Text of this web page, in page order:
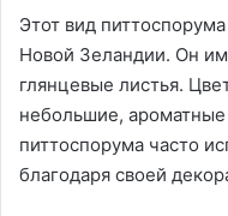
Этот вид
Новой Зеландии. Он
глянцевые листья.
небольшие,
питтоспорума часто
благодаря своей